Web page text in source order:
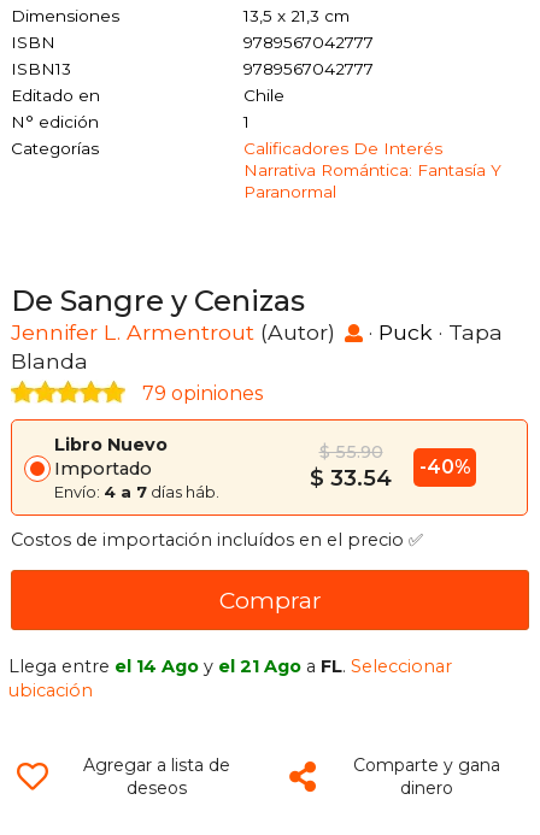
Dimensiones
13,5 x 21,3 cm
ISBN
9789567042777
ISBN13
9789567042777
Editado en
Chile
N° edición
1
Categorías
Calificadores De Interés
Narrativa Romántica: Fantasía Y
Paranormal
De Sangre y Cenizas
Jennifer L. Armentrout (Autor) · Puck · Tapa
Blanda
79 opiniones
Libro Nuevo
Importado
Envío: 4 a 7 días háb.
$ 55.90
$ 33.54 -40%
Costos de importación incluídos en el precio ✅
Comprar
Llega entre el 14 Ago y el 21 Ago a FL.Seleccionar
ubicación
Agregar a lista de
deseos
Comparte y gana
dinero